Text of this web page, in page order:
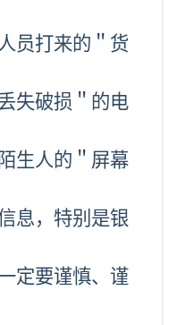
员打来的＂货
失破损＂的电
生人的＂屏幕
息，特别是银
定要谨慎、谨